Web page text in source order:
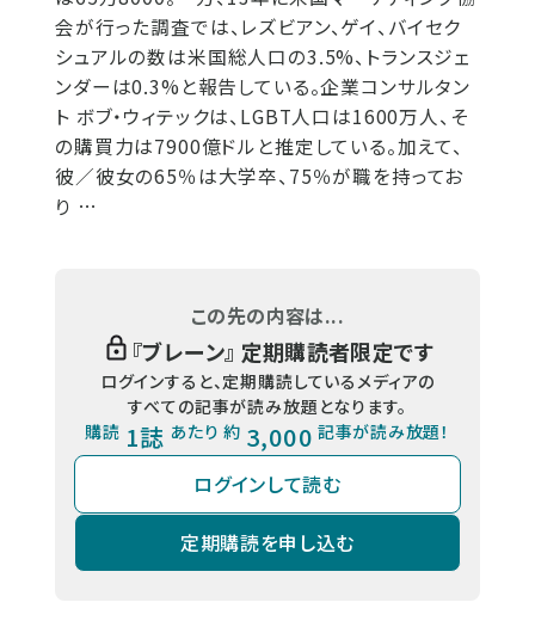
会が行った調査では、レズビアン、ゲイ、バイセク
シュアルの数は米国総人口の3.5%、トランスジェ
ンダーは0.3%と報告している。企業コンサルタン
ト ボブ・ウィテックは、LGBT人口は1600万人、そ
の購買力は7900億ドルと推定している。加えて、
彼／彼女の65％は大学卒、75％が職を持ってお
り …
この先の内容は...
『ブレーン』 定期購読者限定です
ログインすると、定期購読しているメディアの
すべての記事が読み放題となります。
購読 1誌 あたり 約 3,000 記事が読み放題！
ログインして読む
定期購読を申し込む